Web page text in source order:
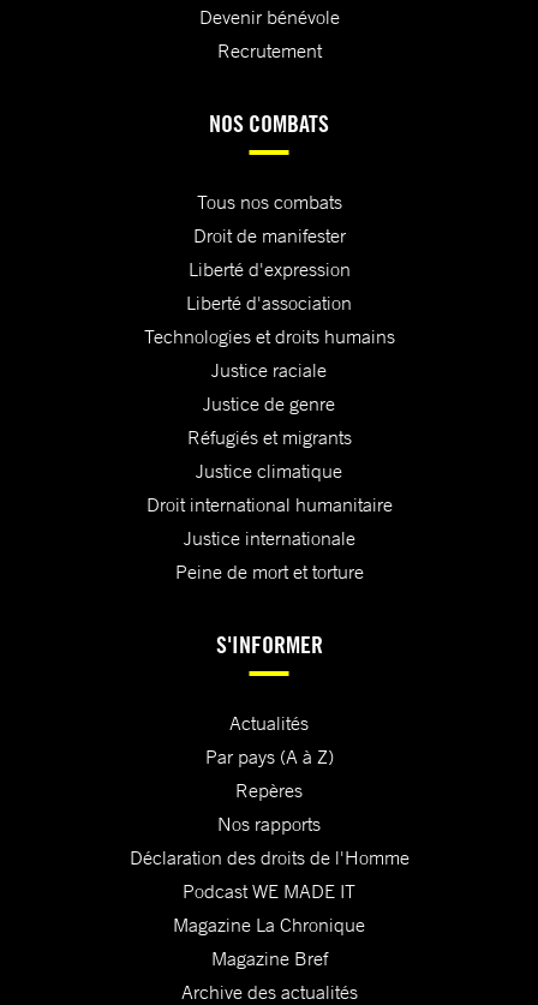
Devenir bénévole
Recrutement
NOS COMBATS
Tous nos combats
Droit de manifester
Liberté d'expression
Liberté d'association
Technologies et droits humains
Justice raciale
Justice de genre
Réfugiés et migrants
Justice climatique
Droit international humanitaire
Justice internationale
Peine de mort et torture
S'INFORMER
Actualités
Par pays (A à Z)
Repères
Nos rapports
Déclaration des droits de l'Homme
Podcast WE MADE IT
Magazine La Chronique
Magazine Bref
Archive des actualités